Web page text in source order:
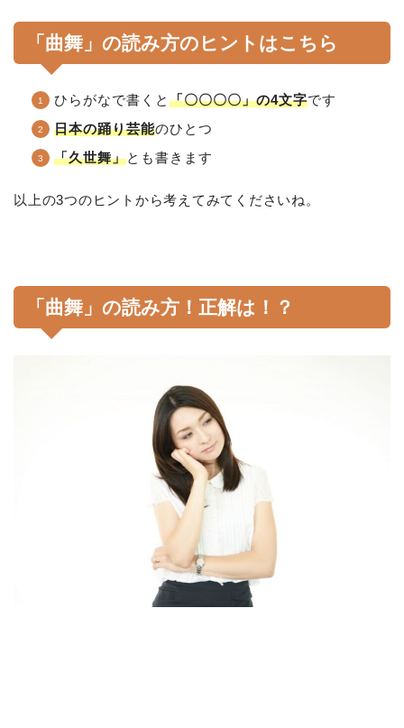
「曲舞」の読み方のヒントはこちら
ひらがなで書くと 「〇〇〇〇」の4文字です
日本の踊り芸能のひとつ
「久世舞」とも書きます
以上の3つのヒントから考えてみてくださいね。
「曲舞」の読み方！正解は！？